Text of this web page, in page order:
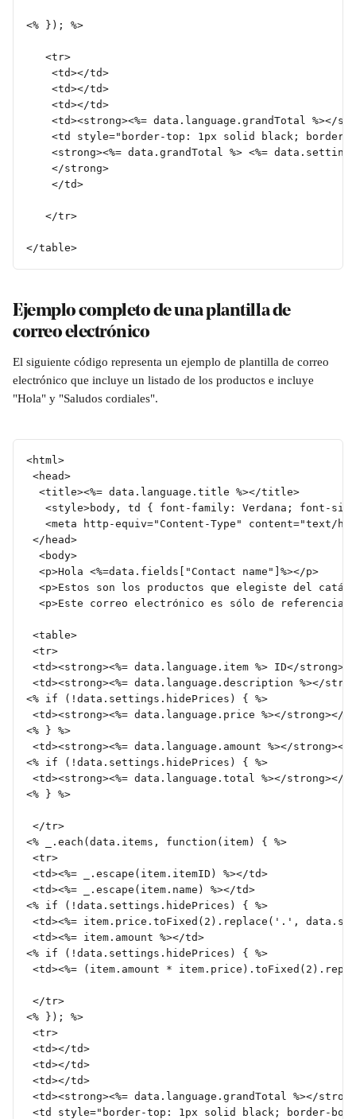
<% }); %>
   <tr>
	<td></td>
	<td></td>
	<td></td>
<td><strong><%= data.language.grandTotal %></
<td style="border-top: 1px solid black; border-
<strong><%= data.grandTotal %> <%=
	</strong>
	</td>
   </tr>
</table>
Ejemplo completo de una plantilla de
correo electrónico
El siguiente código representa un ejemplo de plantilla de correo
electrónico que incluye un listado de los productos e incluye
"Hola" y "Saludos cordiales".
<html>
<head>
  <title><%= data.language.title %></title>
<style>body, td { font-family: Verdana; font-
<meta http-equiv="Content-Type" content="text/
</head>
  <body>
  <p>Hola <%=data.fields["Contact name"]%></p>
<p>Estos son los productos que elegiste del
<p>Este correo electrónico es sólo de referencia
<table>
<tr>
<td><strong><%= data.language.item %> ID</
<td><strong><%= data.language.description %></
<% if (!data.settings.hidePrices) { %>
<td><strong><%= data.language.price %></strong></
<% } %>
<td><strong><%= data.language.amount %></strong></
<% if (!data.settings.hidePrices) { %>
<td><strong><%= data.language.total %></strong></
<% } %>
</tr>
<% _.each(data.items, function(item) { %>
<tr>
<td><%= _.escape(item.itemID) %></td>
<td><%= _.escape(item.name) %></td>
<% if (!data.settings.hidePrices) { %>
<td><%= item.price.toFixed(2).replace('.',
<td><%= item.amount %></td>
<% if (!data.settings.hidePrices) { %>
<td><%= (item.amount *
</tr>
<% }); %>
<tr>
<td></td>
<td></td>
<td></td>
<td><strong><%= data.language.grandTotal %></
<td style="border-top: 1px solid black; border-